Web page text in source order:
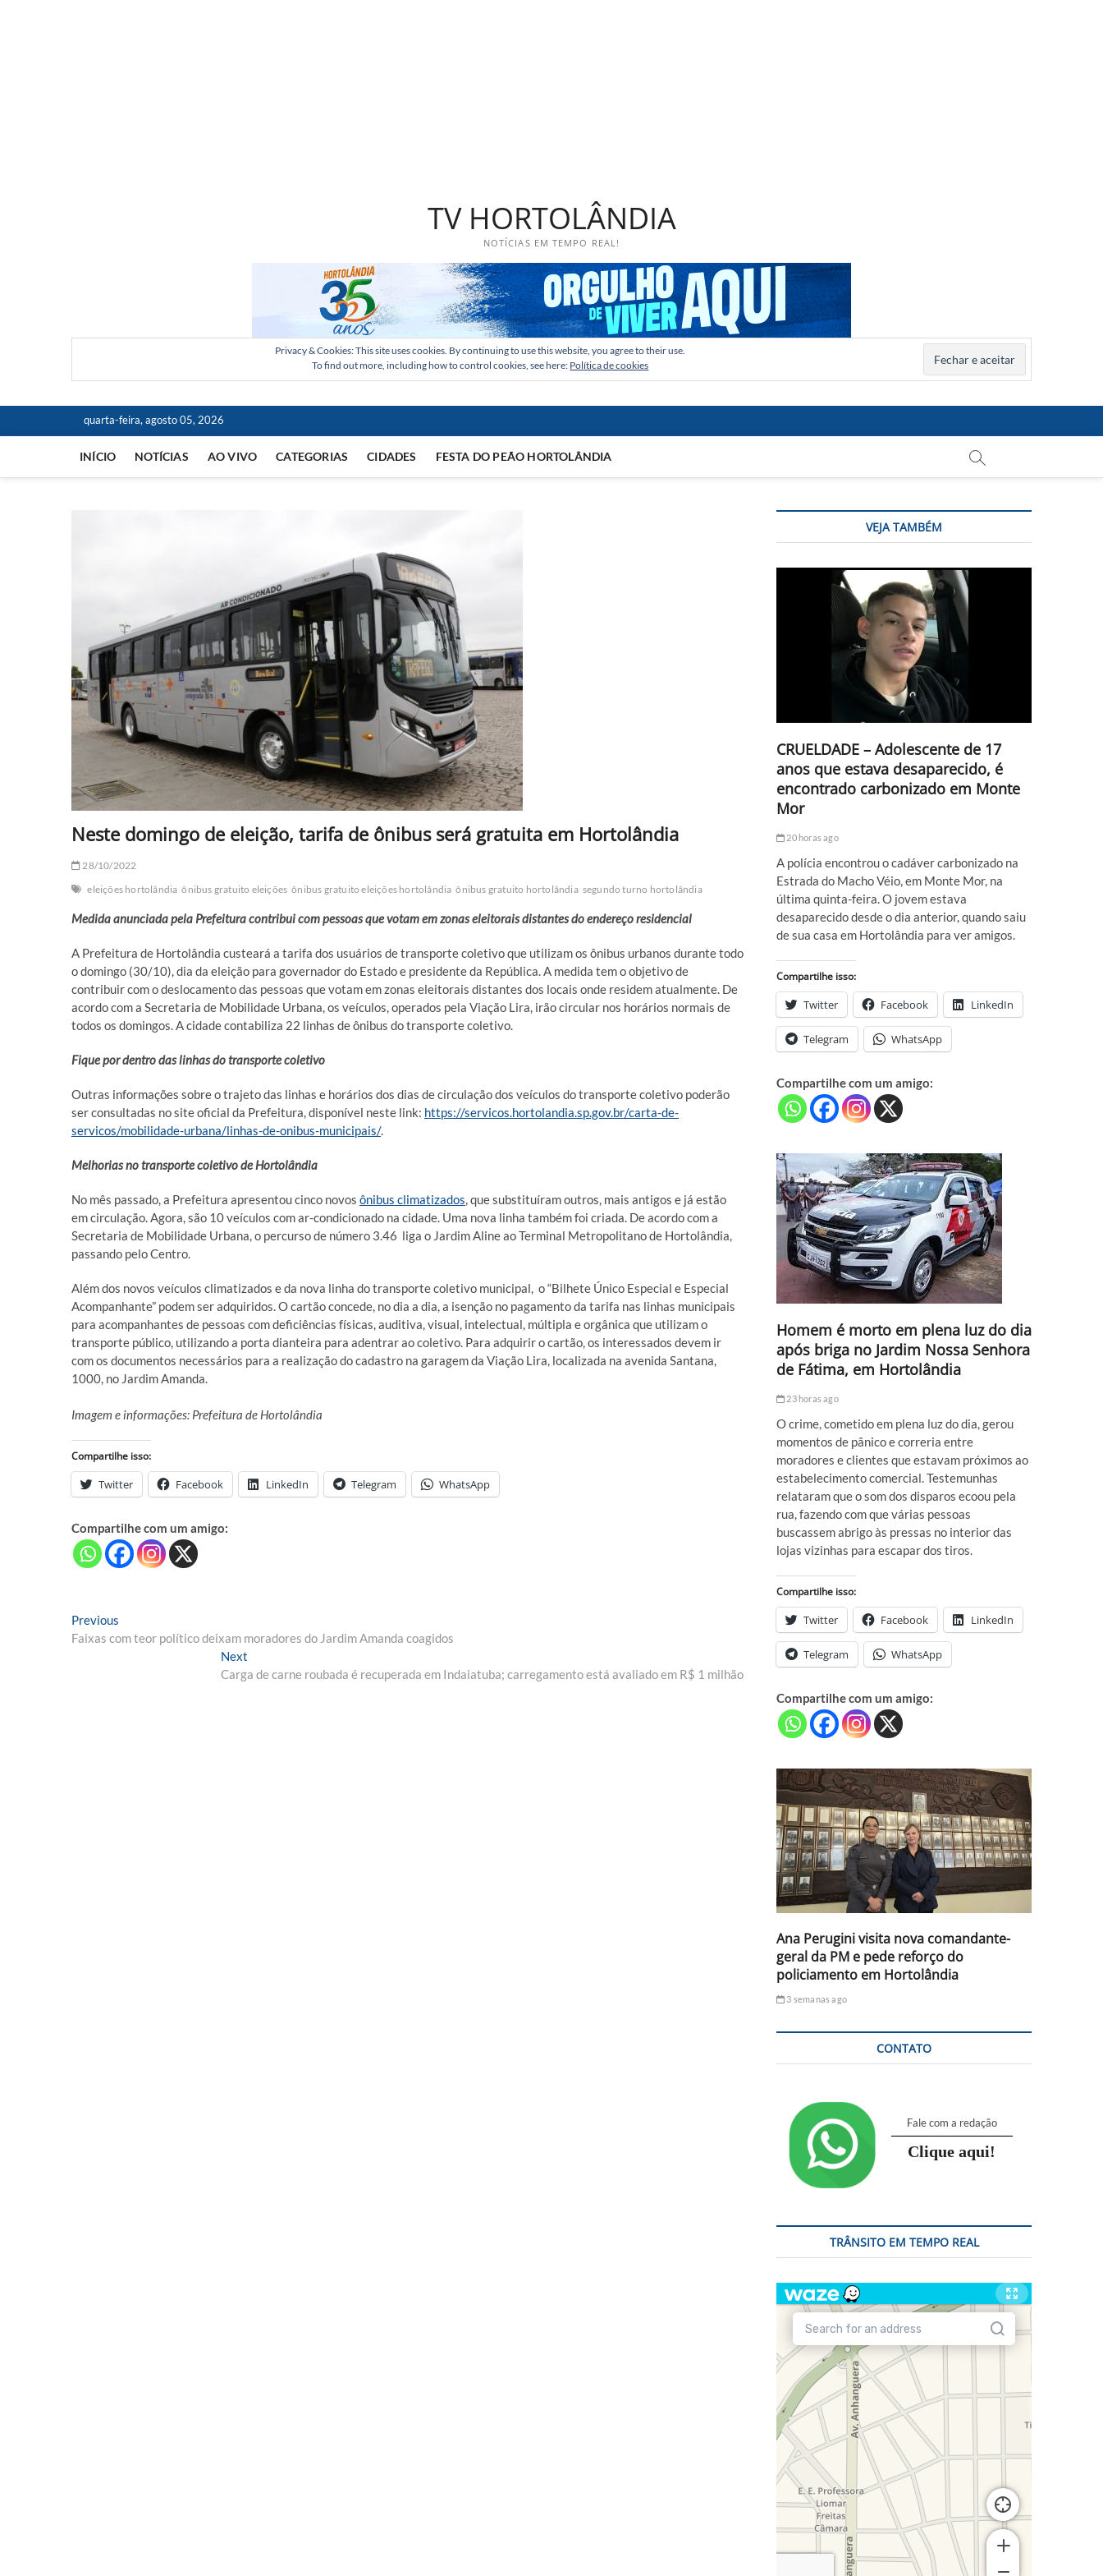
TV HORTOLÂNDIA
NOTÍCIAS EM TEMPO REAL!
Privacy & Cookies: This site uses cookies. By continuing to use this website, you agree to their use.
To find out more, including how to control cookies, see here: Política de cookies
quarta-feira, agosto 05, 2026
INÍCIO NOTÍCIAS AO VIVO CATEGORIAS CIDADES FESTA DO PEÃO HORTOLÂNDIA
Neste domingo de eleição, tarifa de ônibus será gratuita em Hortolândia
28/10/2022
eleições hortolândia ônibus gratuito eleições ônibus gratuito eleições hortolândia ônibus gratuito hortolândia segundo turno hortolândia
Medida anunciada pela Prefeitura contribui com pessoas que votam em zonas eleitorais distantes do endereço residencial
A Prefeitura de Hortolândia custeará a tarifa dos usuários de transporte coletivo que utilizam os ônibus urbanos durante todo
o domingo (30/10), dia da eleição para governador do Estado e presidente da República. A medida tem o objetivo de
contribuir com o deslocamento das pessoas que votam em zonas eleitorais distantes dos locais onde residem atualmente. De
acordo com a Secretaria de Mobilidade Urbana, os veículos, operados pela Viação Lira, irão circular nos horários normais de
todos os domingos. A cidade contabiliza 22 linhas de ônibus do transporte coletivo.
Fique por dentro das linhas do transporte coletivo
Outras informações sobre o trajeto das linhas e horários dos dias de circulação dos veículos do transporte coletivo poderão
ser consultadas no site oficial da Prefeitura, disponível neste link: https://servicos.hortolandia.sp.gov.br/carta-de-
servicos/mobilidade-urbana/linhas-de-onibus-municipais/.
Melhorias no transporte coletivo de Hortolândia
No mês passado, a Prefeitura apresentou cinco novos ônibus climatizados, que substituíram outros, mais antigos e já estão
em circulação. Agora, são 10 veículos com ar-condicionado na cidade. Uma nova linha também foi criada. De acordo com a
Secretaria de Mobilidade Urbana, o percurso de número 3.46 liga o Jardim Aline ao Terminal Metropolitano de Hortolândia,
passando pelo Centro.
Além dos novos veículos climatizados e da nova linha do transporte coletivo municipal, o “Bilhete Único Especial e Especial
Acompanhante” podem ser adquiridos. O cartão concede, no dia a dia, a isenção no pagamento da tarifa nas linhas municipais
para acompanhantes de pessoas com deficiências físicas, auditiva, visual, intelectual, múltipla e orgânica que utilizam o
transporte público, utilizando a porta dianteira para adentrar ao coletivo. Para adquirir o cartão, os interessados devem ir
com os documentos necessários para a realização do cadastro na garagem da Viação Lira, localizada na avenida Santana,
1000, no Jardim Amanda.
Imagem e informações: Prefeitura de Hortolândia
Compartilhe isso:
Twitter Facebook LinkedIn Telegram WhatsApp
Compartilhe com um amigo:
Navegação
de
Previous
post:
Faixas com teor político deixam moradores do Jardim Amanda coagidos
Next
post:
Carga de carne roubada é recuperada em Indaiatuba; carregamento está avaliado em R$ 1 milhão
VEJA TAMBÉM
CRUELDADE – Adolescente de 17
anos que estava desaparecido, é
encontrado carbonizado em Monte
Mor
20 horas ago
A polícia encontrou o cadáver carbonizado na
Estrada do Macho Véio, em Monte Mor, na
última quinta-feira. O jovem estava
desaparecido desde o dia anterior, quando saiu
de sua casa em Hortolândia para ver amigos.
Compartilhe isso:
Twitter Facebook LinkedIn
Telegram WhatsApp
Compartilhe com um amigo:
Homem é morto em plena luz do dia
após briga no Jardim Nossa Senhora
de Fátima, em Hortolândia
23 horas ago
O crime, cometido em plena luz do dia, gerou
momentos de pânico e correria entre
moradores e clientes que estavam próximos ao
estabelecimento comercial. Testemunhas
relataram que o som dos disparos ecoou pela
rua, fazendo com que várias pessoas
buscassem abrigo às pressas no interior das
lojas vizinhas para escapar dos tiros.
Compartilhe isso:
Twitter Facebook LinkedIn
Telegram WhatsApp
Compartilhe com um amigo:
Ana Perugini visita nova comandante-
geral da PM e pede reforço do
policiamento em Hortolândia
3 semanas ago
CONTATO
Fale com a redação
Clique aqui!
TRÂNSITO EM TEMPO REAL